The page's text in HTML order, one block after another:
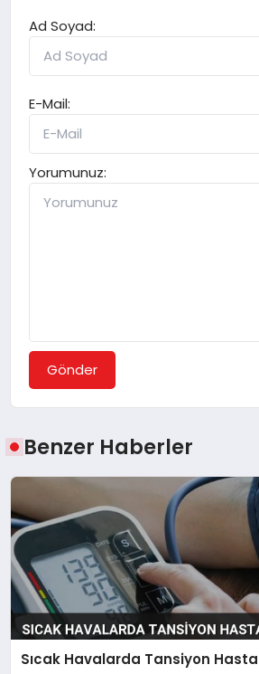
Ad Soyad:
E-Mail:
Yorumunuz:
Gönder
Benzer Haberler
Sıcak Havalarda Tansiyon